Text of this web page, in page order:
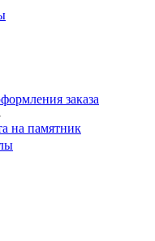
заказа
на памятник